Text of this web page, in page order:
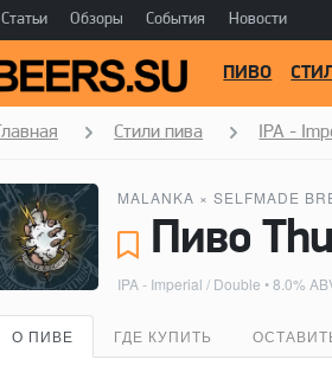
Статьи Обзоры События Новости
ПИВО
Главная Стили пива IPA -
MALANKA × SELFMADE
IPA - Imperial / Double • 8.0%
О ПИВЕ ГДЕ КУПИТЬ